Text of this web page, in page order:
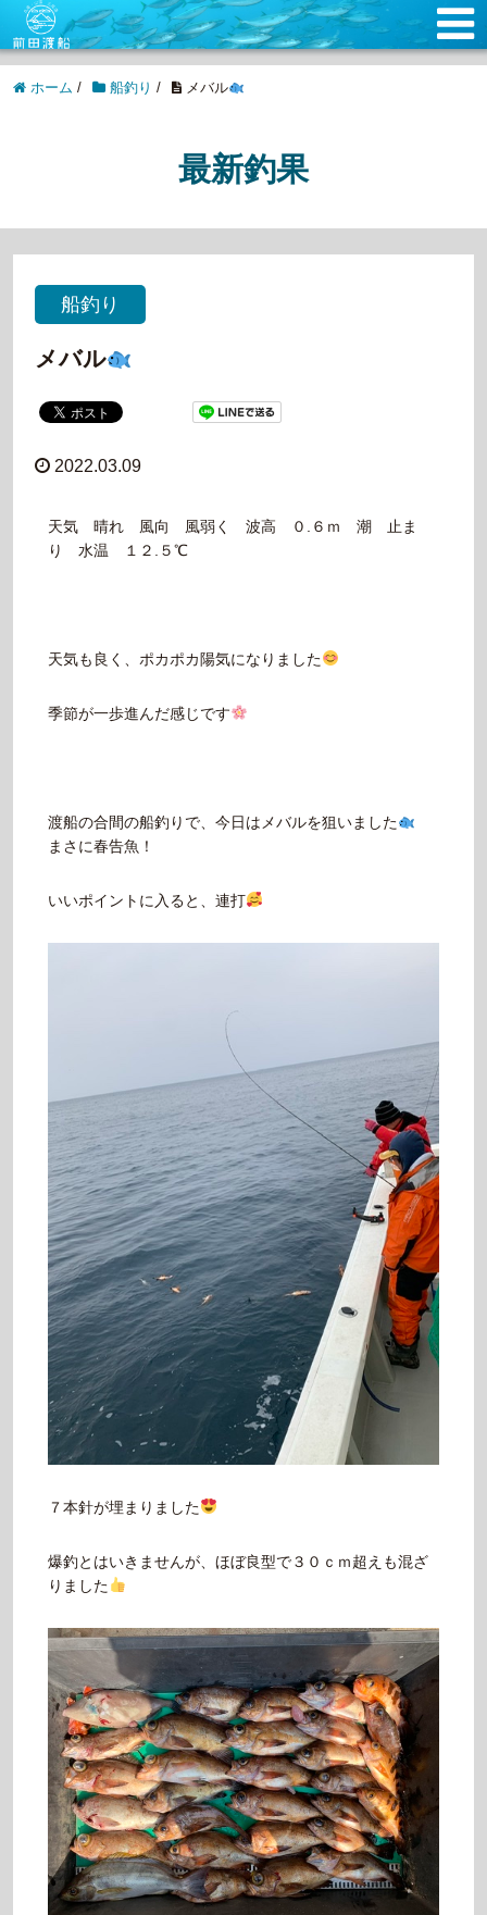
ホーム / 船釣り / メバル
最新釣果
船釣り
メバル
2022.03.09
天気 晴れ 風向 風弱く 波高 ０.６ｍ 潮 止ま
り 水温 １２.５℃
天気も良く、ポカポカ陽気になりました
季節が一歩進んだ感じです
渡船の合間の船釣りで、今日はメバルを狙いました
まさに春告魚！
いいポイントに入ると、連打
７本針が埋まりました
爆釣とはいきませんが、ほぼ良型で３０ｃｍ超えも混ざ
りました